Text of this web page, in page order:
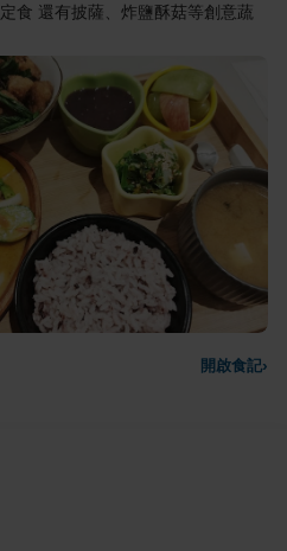
食 還有披薩、炸鹽酥菇等創意蔬
開啟食記›